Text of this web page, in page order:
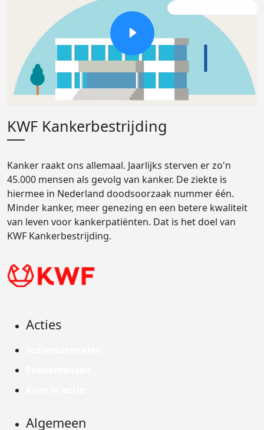
KWF Kankerbestrijding
Kanker raakt ons allemaal. Jaarlijks sterven er zo'n
45.000 mensen als gevolg van kanker. De ziekte is
hiermee in Nederland doodsoorzaak nummer één.
Minder kanker, meer genezing en een betere kwaliteit
van leven voor kankerpatiënten. Dat is het doel van
KWF Kankerbestrijding.
Acties
Algemeen